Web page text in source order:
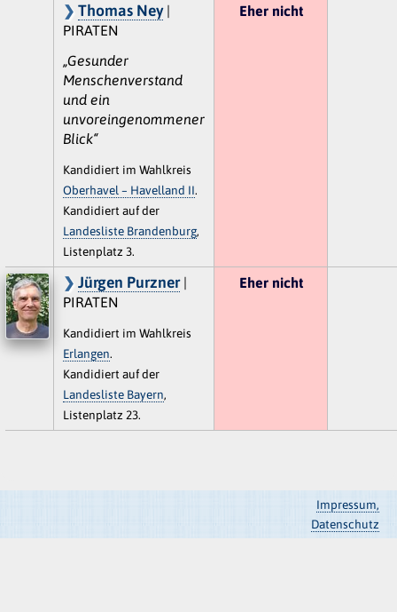
Thomas Ney|
PIRATEN
„Gesunder
Menschenverstand
und ein
unvoreingenommener
Blick“
Kandidiert im Wahlkreis
Oberhavel – Havelland II.
Kandidiert auf der
Landesliste Brandenburg,
Listenplatz 3.
Eher nicht
Jürgen Purzner|
PIRATEN
Kandidiert im Wahlkreis
Erlangen.
Kandidiert auf der
Landesliste Bayern,
Listenplatz 23.
Eher nicht
Impressum,
Datenschutz